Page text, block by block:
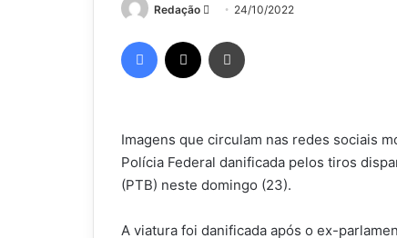
Redação
Mande
e-
mail
24/10/2022
Facebook
Imagens que circulam nas redes sociais
Polícia Federal danificada pelos tiros
(PTB) neste domingo (23).
A viatura foi danificada após o ex-